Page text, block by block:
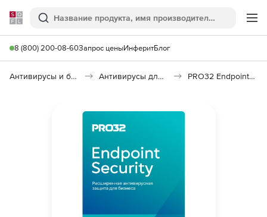
Softline
Поиск
8 (800) 200-08-60Запрос ценыИнферитБлог
Антивирусы и безопасность Антивирусы для организаций PRO32 Endpoint Security Advanced